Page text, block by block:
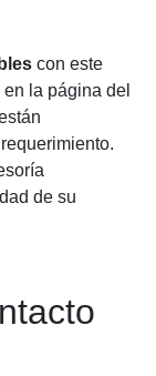
con este
la página del
de su